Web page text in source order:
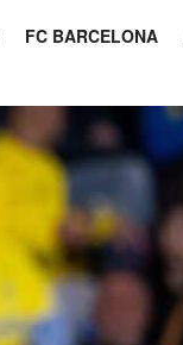
FC BARCELONA